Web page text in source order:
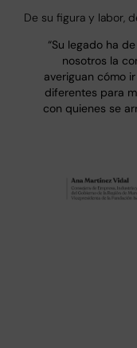
De su figura y labor,
“Su legado ha
nosotros la
averiguan cómo
diferentes para
con quienes se